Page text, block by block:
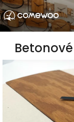
Přejít
na
obsah
Betonové